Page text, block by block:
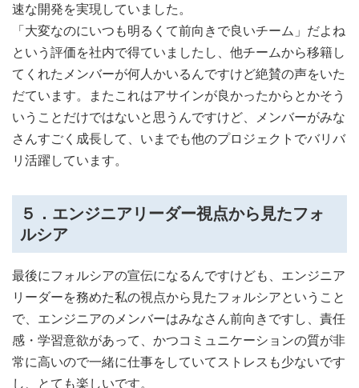
速な開発を実現していました。
「大変なのにいつも明るくて前向きで良いチーム」だよね
という評価を社内で得ていましたし、他チームから移籍し
てくれたメンバーが何人かいるんですけど絶賛の声をいた
だています。またこれはアサインが良かったからとかそう
いうことだけではないと思うんですけど、メンバーがみな
さんすごく成長して、いまでも他のプロジェクトでバリバ
リ活躍しています。
５．エンジニアリーダー視点から見たフォ
ルシア
最後にフォルシアの宣伝になるんですけども、エンジニア
リーダーを務めた私の視点から見たフォルシアということ
で、エンジニアのメンバーはみなさん前向きですし、責任
感・学習意欲があって、かつコミュニケーションの質が非
常に高いので一緒に仕事をしていてストレスも少ないです
し、とても楽しいです。